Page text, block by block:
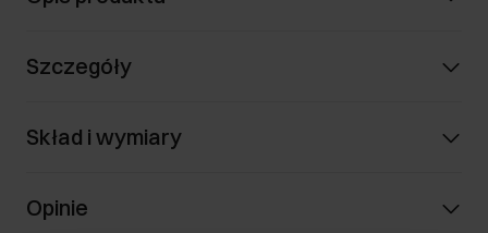
Szczegóły
Skład i wymiary
Opinie